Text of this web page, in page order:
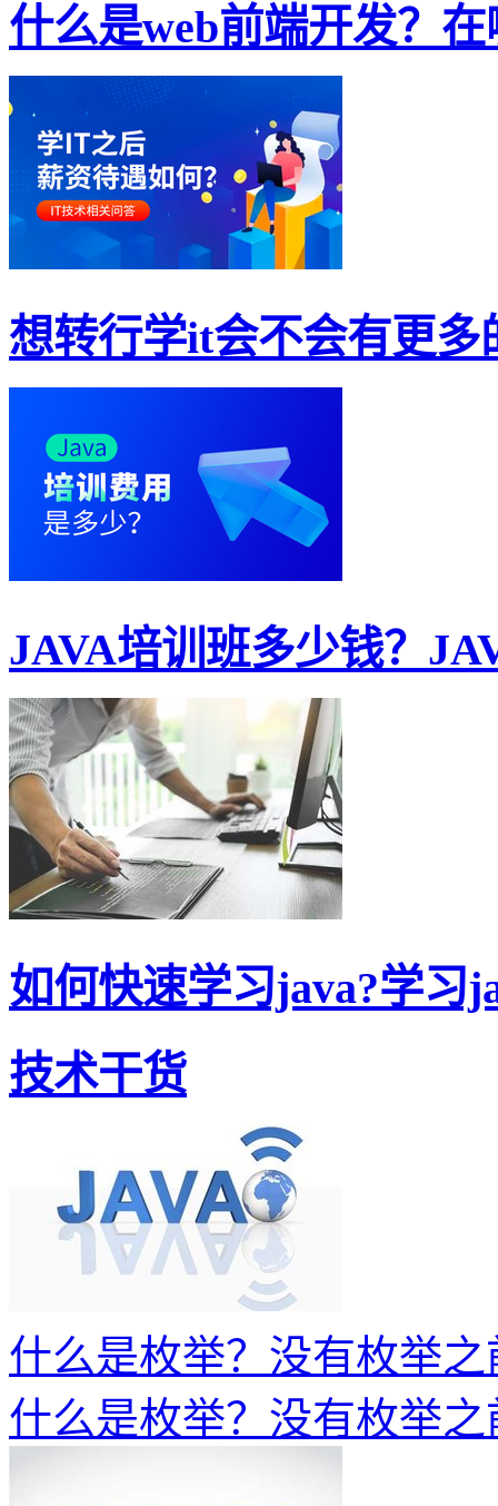
什么是web前端开发？
想转行学it会不会有更多
JAVA培训班多少钱？
如何快速学习java?学习
技术干货
什么是枚举？没有枚举
什么是枚举？没有枚举